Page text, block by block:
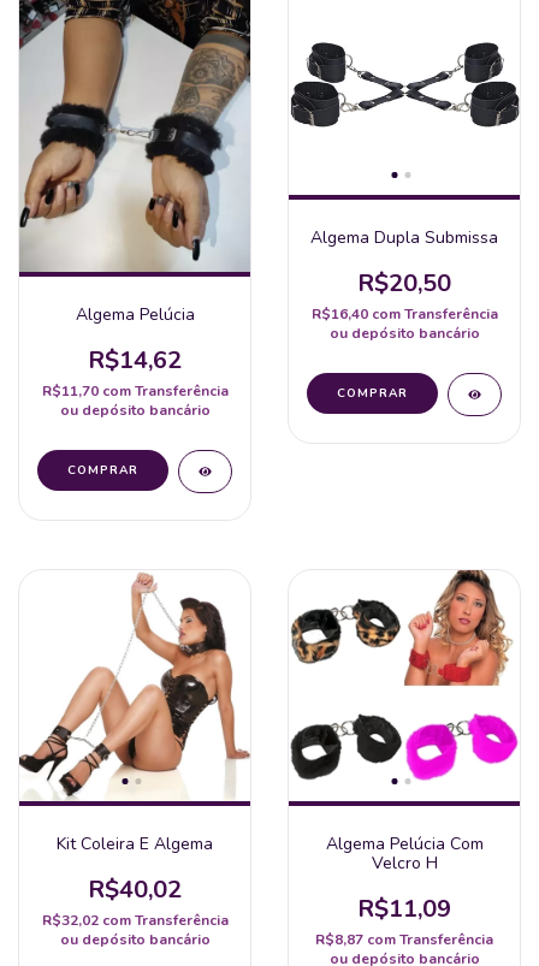
Algema Pelúcia
R$14,62
R$11,70 com Transferência
ou depósito bancário
Algema Dupla Submissa
R$20,50
R$16,40 com Transferência
ou depósito bancário
Kit Coleira E Algema
R$40,02
R$32,02 com Transferência
ou depósito bancário
Algema Pelúcia Com
Velcro H
R$11,09
R$8,87 comTransferência
ou depósito bancário